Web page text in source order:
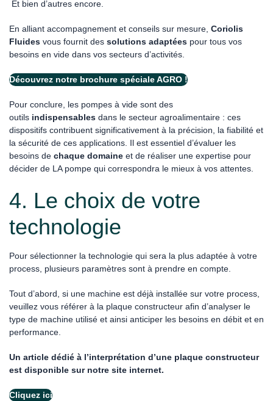
Et bien d’autres encore.
En alliant accompagnement et conseils sur mesure, Coriolis
Fluides vous fournit des solutions adaptées pour tous vos
besoins en vide dans vos secteurs d’activités.
Découvrez notre brochure spéciale AGRO !
Pour conclure, les pompes à vide sont des
outils indispensables dans le secteur agroalimentaire : ces
dispositifs contribuent significativement à la précision, la fiabilité et
la sécurité de ces applications. Il est essentiel d’évaluer les
besoins de chaque domaine et de réaliser une expertise pour
décider de LA pompe qui correspondra le mieux à vos attentes.
4. Le choix de votre
technologie
Pour sélectionner la technologie qui sera la plus adaptée à votre
process, plusieurs paramètres sont à prendre en compte.
Tout d’abord, si une machine est déjà installée sur votre process,
veuillez vous référer à la plaque constructeur afin d’analyser le
type de machine utilisé et ainsi anticiper les besoins en débit et en
performance.
Un article dédié à l’interprétation d’une plaque constructeur
est disponible sur notre site internet.
Cliquez ici